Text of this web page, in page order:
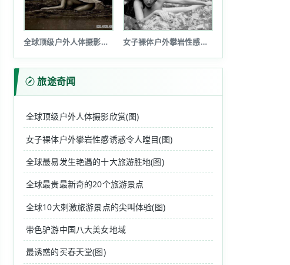
全球顶级户外人体摄影欣赏(图) 女子裸体户外攀岩性感诱惑令人瞠目(图...
旅途奇闻
全球顶级户外人体摄影欣赏(图)
女子裸体户外攀岩性感诱惑令人瞠目(图)
全球最易发生艳遇的十大旅游胜地(图)
全球最贵最新奇的20个旅游景点
全球10大刺激旅游景点的尖叫体验(图)
带色驴游中国八大美女地域
最诱惑的买春天堂(图)